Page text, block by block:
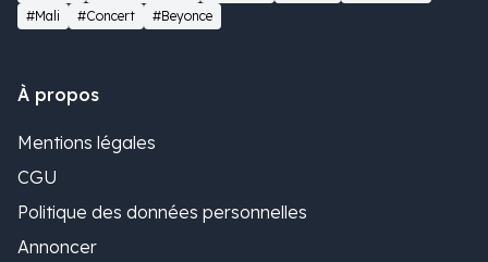
#Mali
#Concert #Beyonce
À propos
Mentions légales
CGU
Politique des données personnelles
Annoncer